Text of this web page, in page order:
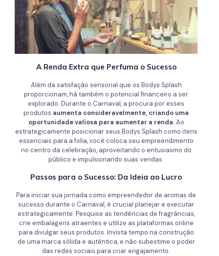
A Renda Extra que Perfuma o Sucesso
Além da satisfação sensorial que os Bodys Splash
proporcionam, há também o potencial financeiro a ser
explorado. Durante o Carnaval, a procura por esses
produtos aumenta consideravelmente, criando uma
oportunidade valiosa para aumentar a renda.Ao
estrategicamente posicionar seus Bodys Splash como itens
essenciais para a folia, você coloca seu empreendimento
no centro da celebração, aproveitando o entusiasmo do
público e impulsionando suas vendas.
Passos para o Sucesso: Da Ideia ao Lucro
Para iniciar sua jornada como empreendedor de aromas de
sucesso durante o Carnaval, é crucial planejar e executar
estrategicamente. Pesquise as tendências de fragrâncias,
crie embalagens atraentes e utilize as plataformas online
para divulgar seus produtos. Invista tempo na construção
de uma marca sólida e autêntica, e não subestime o poder
das redes sociais para criar engajamento.